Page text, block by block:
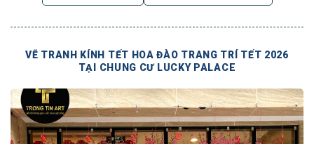
VẼ TRANH KÍNH TẾT HOA ĐÀO TRANG TRÍ TẾT 2026
TẠI CHUNG CƯ LUCKY PALACE